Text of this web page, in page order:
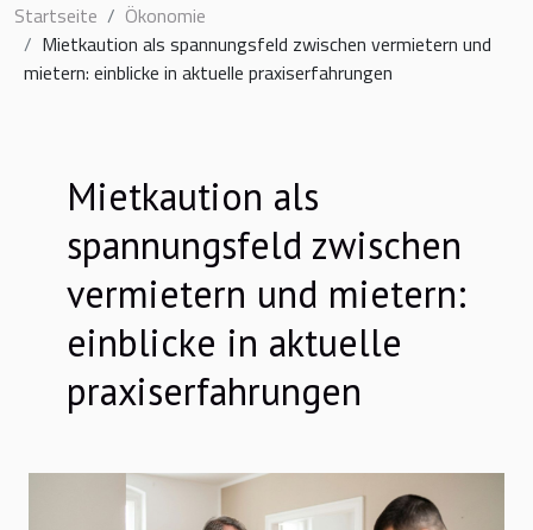
Startseite
Ökonomie
Mietkaution als spannungsfeld zwischen vermietern und
mietern: einblicke in aktuelle praxiserfahrungen
Mietkaution als
spannungsfeld zwischen
vermietern und mietern:
einblicke in aktuelle
praxiserfahrungen